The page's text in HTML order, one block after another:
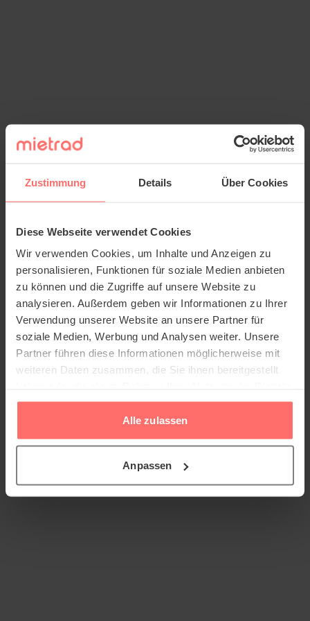
Zustimmung Details Über Cookies
Diese Webseite verwendet Cookies
Wir verwenden Cookies, um Inhalte und Anzeigen zu
personalisieren, Funktionen für soziale Medien anbieten
zu können und die Zugriffe auf unsere Website zu
analysieren. Außerdem geben wir Informationen zu Ihrer
Verwendung unserer Website an unsere Partner für
soziale Medien, Werbung und Analysen weiter. Unsere
Partner führen diese Informationen möglicherweise mit
weiteren Daten zusammen, die Sie ihnen bereitgestellt
gesammelt haben.
Alle zulassen
Anpassen